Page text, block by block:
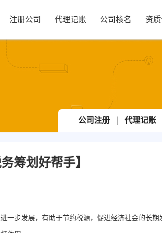
注册公司 代理记账 公司核名 资
公司注册 代理记账
筹划好帮手】
一步发展，有助于节约税源，促进经济社会的长期